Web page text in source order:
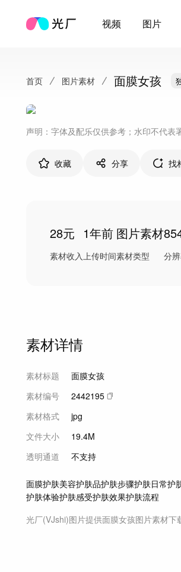
视频 图片
首页 图片素材 面膜女孩
声明：字体及配乐仅供参考；水印不代表
收藏 分享 找
28元
素材收入
1年前
上传时间
图片素材
素材类型 分
素材详情
素材标题
面膜女孩
素材编号
2442195
素材格式
jpg
文件大小
19.4M
透明通道
不支持
面膜护肤美容护肤品护肤步骤护肤日常护
护肤体验护肤感受护肤效果护肤流程
光厂(VJshi)图片提供面膜女孩图片素材下